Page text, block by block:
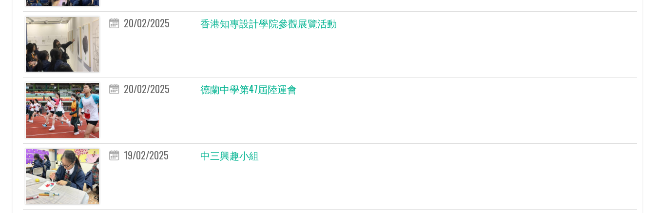
20/02/2025 香港知專設計學院參觀展覽活動
20/02/2025 德蘭中學第47屆陸運會
19/02/2025 中三興趣小組